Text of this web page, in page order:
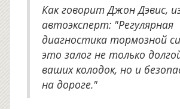
Как говорит Джон Дэвис,
автоэксперт: "Регулярная
диагностика тормозной
это залог не только
ваших колодок, но и
на дороге."